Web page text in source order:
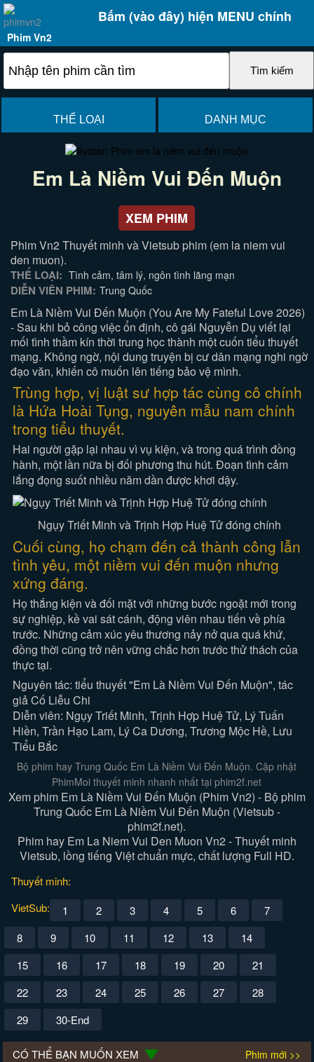
Bấm (vào đây) hiện MENU chính
Phim Vn2
THỂ LOẠI DANH MỤC
Em Là Niềm Vui Đến Muộn
XEM PHIM
Phim Vn2 Thuyết minh và Vietsub phim (em la niem vui
den muon).
THỂ LOẠI: Tình cảm, tâm lý, ngôn tình lãng mạn
DIỄN VIÊN PHIM: Trung Quốc
Em Là Niềm Vui Đến Muộn (You Are My Fateful Love 2026)
- Sau khi bỏ công việc ổn định, cô gái Nguyễn Dụ viết lại
mối tình thầm kín thời trung học thành một cuốn tiểu thuyết
mạng. Không ngờ, nội dung truyện bị cư dân mạng nghi ngờ
đạo văn, khiến cô muốn lên tiếng bảo vệ mình.
Trùng hợp, vị luật sư hợp tác cùng cô chính
là Hứa Hoài Tụng, nguyên mẫu nam chính
trong tiểu thuyết.
Hai người gặp lại nhau vì vụ kiện, và trong quá trình đồng
hành, một lần nữa bị đối phương thu hút. Đoạn tình cảm
lắng đọng suốt nhiều năm dần được khơi dậy.
Ngụy Triết Minh và Trịnh Hợp Huệ Tử đóng chính
Cuối cùng, họ chạm đến cả thành công lẫn
tình yêu, một niềm vui đến muộn nhưng
xứng đáng.
Họ thắng kiện và đối mặt với những bước ngoặt mới trong
sự nghiệp, kề vai sát cánh, động viên nhau tiến về phía
trước. Những cảm xúc yêu thương nảy nở qua quá khứ,
đồng thời cũng trở nên vững chắc hơn trước thử thách của
thực tại.
Nguyên tác: tiểu thuyết "Em Là Niềm Vui Đến Muộn", tác
giả Cố Liễu Chi
Diễn viên: Ngụy Triết Minh, Trịnh Hợp Huệ Tử, Lý Tuấn
Hiền, Trần Hạo Lam, Lý Ca Dương, Trương Mộc Hề, Lưu
Tiểu Bắc
Bộ phim hay Trung Quốc Em Là Niềm Vui Đến Muộn. Cập nhật
PhimMoi thuyết minh nhanh nhất tại phim2f.net
Xem phim Em Là Niềm Vui Đến Muộn (Phim Vn2) - Bộ phim
Trung Quốc Em Là Niềm Vui Đến Muộn (Vietsub -
phim2f.net).
Phim hay Em La Niem Vui Den Muon Vn2 - Thuyết minh
Vietsub, lồng tiếng Việt chuẩn mực, chất lượng Full HD.
Thuyết minh:
VietSub:
1 2 3 4 5 6
7
8
9 10 11 12 13
14
15
16 17 18 19 20
21
22
23 24 25 26 27
28
29
30-End
CÓ THỂ BẠN MUỐN XEM Phim mới >>